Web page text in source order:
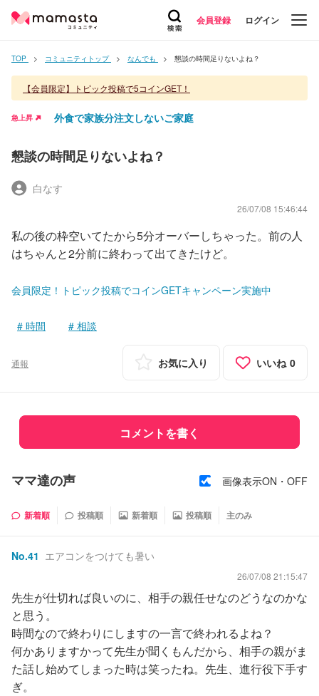
会員登録 ログイン
TOP コミュニティトップ なんでも 懇談の時間足りないよね？
【会員限定】トピック投稿で5コインGET！
急上昇 外食で家族分注文しないご家庭
懇談の時間足りないよね？
白なす
26/07/08 15:46:44
私の後の枠空いてたから5分オーバーしちゃった。前の人
はちゃんと2分前に終わって出てきたけど。
会員限定！トピック投稿でコインGETキャンペーン実施中
時間 相談
通報 お気に入り いいね 0
コメントを書く
ママ達の声 画像表示ON・OFF
新着順 投稿順 新着順 投稿順 主のみ
No.41 エアコンをつけても暑い
26/07/08 21:15:47
先生が仕切れば良いのに、相手の親任せなのどうなのかな
と思う。
時間なので終わりにしますの一言で終われるよね？
何かありますかって先生が聞くもんだから、相手の親がま
た話し始めてしまった時は笑ったね。先生、進行役下手す
ぎ。